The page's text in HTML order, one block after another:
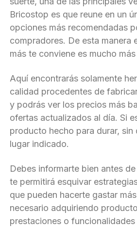
Bricostop es que reune en un
opciones más recomendadas
compradores. De esta manera
más te conviene es mucho
Aquí encontrarás solamente
calidad procedentes de
y podrás ver los precios más
ofertas actualizados al día. Si
producto hecho para durar, sin
lugar indicado.
Debes informarte bien antes
te permitirá esquivar
que pueden hacerte gastar
necesario adquiriendo
prestaciones o